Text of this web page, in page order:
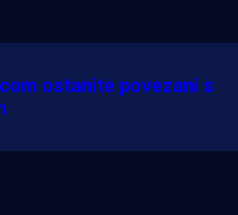
ostanite povezani s